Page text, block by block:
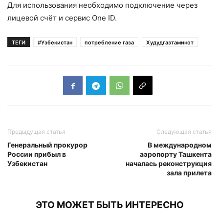
Для использования необходимо подключение через
лицевой счёт и сервис One ID.
ТЕГИ #Узбекистан потребление газа Худудгазтаминот
Предыдущая статья
Генеральный прокурор
России прибыл в
Узбекистан
Следующая статья
В международном
аэропорту Ташкента
началась реконструкция
зала прилета
ЭТО МОЖЕТ БЫТЬ ИНТЕРЕСНО